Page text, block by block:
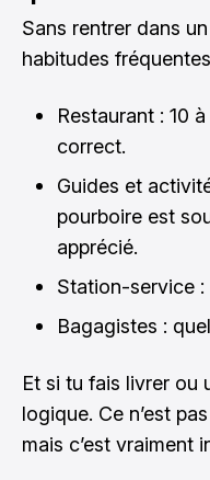
Sans rentrer dans
habitudes
Restaurant : 10
correct.
Guides et
pourboire est
apprécié.
Station-service :
Bagagistes :
Et si tu fais livrer ou
logique. Ce n’est
mais c’est vraiment